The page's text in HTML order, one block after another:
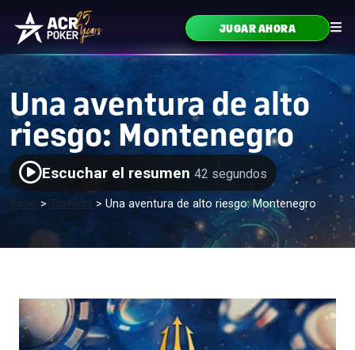
Ir al contenido
Navegación principalJUGAR AHORA
Una aventura de alto
riesgo: Montenegro
Escuchar el resumen 42 segundos
Inicio > Torneos > Una aventura de alto riesgo: Montenegro